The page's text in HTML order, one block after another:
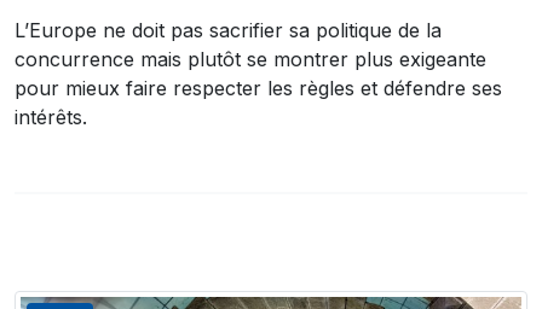
L’Europe ne doit pas sacrifier sa politique de la
concurrence mais plutôt se montrer plus exigeante
pour mieux faire respecter les règles et défendre ses
intérêts.